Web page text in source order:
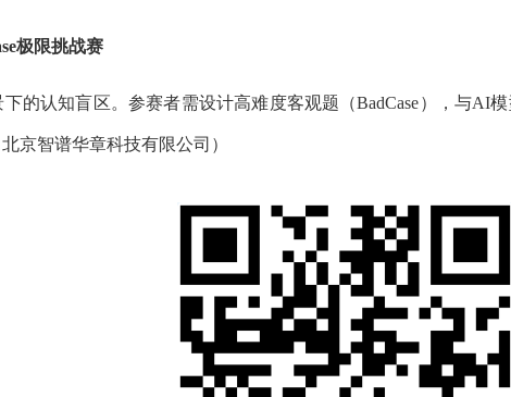
极限挑战赛
的认知盲区。参赛者需设计高难度客观题（BadCase），与AI
京智谱华章科技有限公司）